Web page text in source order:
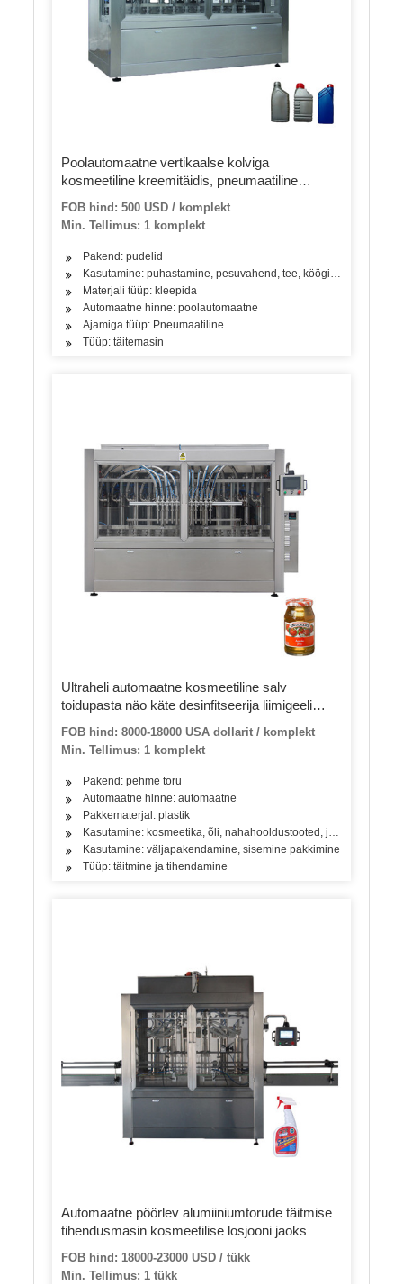
Poolautomaatne vertikaalse kolviga
kosmeetiline kreemitäidis, pneumaatiline
kosmeetikakreemi täitmise masin
FOB hind: 500 USD / komplekt
Min. Tellimus: 1 komplekt
Pakend: pudelid
Kasutamine: puhastamine, pesuvahend, tee, köögivili, puuvili,
Materjali tüüp: kleepida
Automaatne hinne: poolautomaatne
Ajamiga tüüp: Pneumaatiline
Tüüp: täitemasin
Ultraheli automaatne kosmeetiline salv
toidupasta näo käte desinfitseerija liimigeeli
pakendipakendi täitmise tihendusmasin
FOB hind: 8000-18000 USA dollarit / komplekt
Min. Tellimus: 1 komplekt
Pakend: pehme toru
Automaatne hinne: automaatne
Pakkematerjal: plastik
Kasutamine: kosmeetika, õli, nahahooldustooted,
Kasutamine: väljapakendamine, sisemine pakkimine
Tüüp: täitmine ja tihendamine
Automaatne pöörlev alumiiniumtorude täitmise
tihendusmasin kosmeetilise losjooni jaoks
FOB hind: 18000-23000 USD / tükk
Min. Tellimus: 1 tükk